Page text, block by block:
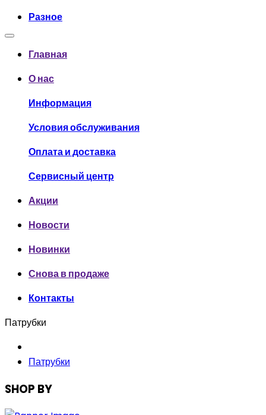
Разное
Главная
О нас
Информация
Условия обслуживания
Оплата и доставка
Сервисный центр
Акции
Новости
Новинки
Снова в продаже
Контакты
Патрубки
Патрубки
SHOP BY